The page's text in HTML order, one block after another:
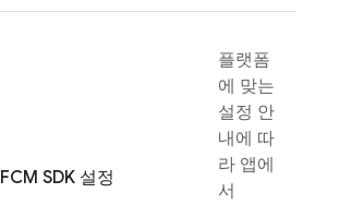
FCM SDK 설정
플랫폼
에 맞는
설정 안
내에 따
라 앱에
서